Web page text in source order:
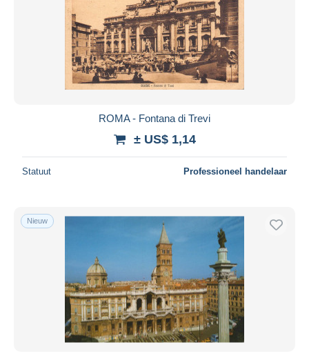
ROMA - Fontana di Trevi
± US$ 1,14
Statuut Professioneel handelaar
Nieuw